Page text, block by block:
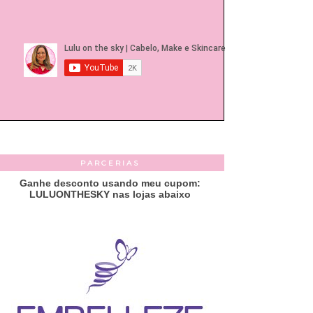
PARCERIAS
Ganhe desconto usando meu cupom:
LULUONTHESKY nas lojas abaixo